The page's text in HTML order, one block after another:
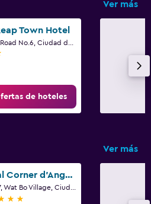
Ver más
Town Hotel
de hoteles
Ver más
Central Corner d'Angkor